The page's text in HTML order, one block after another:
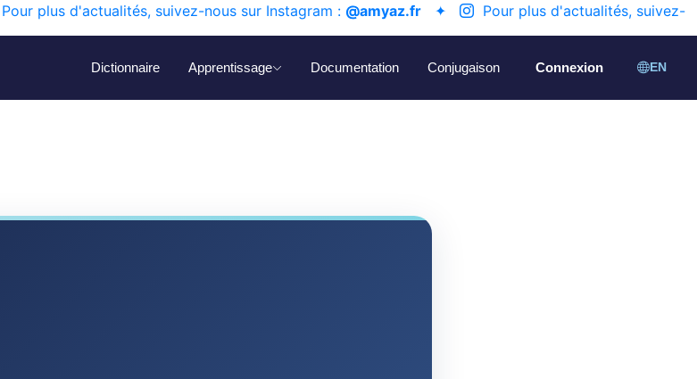
Pour plus d'actualités, suivez-nous sur Instagram : @amyaz.fr ✦
Pour plus d'actualités, suivez-
Dictionnaire Apprentissage Documentation Conjugaison Connexion EN